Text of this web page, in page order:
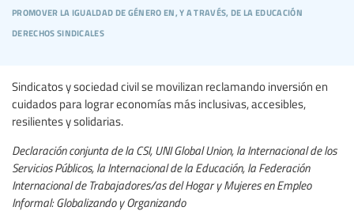
promover la igualdad de género en, y a través, de la educación
derechos sindicales
Sindicatos y sociedad civil se movilizan reclamando inversión en
cuidados para lograr economías más inclusivas, accesibles,
resilientes y solidarias.
Declaración conjunta de la CSI, UNI Global Union, la Internacional de los
Servicios Públicos, la Internacional de la Educación, la Federación
Internacional de Trabajadores/as del Hogar y Mujeres en Empleo
Informal: Globalizando y Organizando